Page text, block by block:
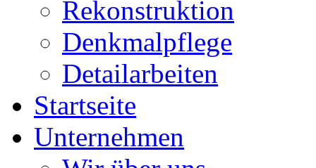
Rekonstruktion
Denkmalpflege
Detailarbeiten
Startseite
Unternehmen